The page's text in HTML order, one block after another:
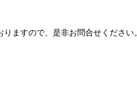
ますので、是非お問合せください。